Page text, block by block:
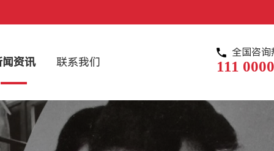
闻资讯 联系我们
全国咨询
111